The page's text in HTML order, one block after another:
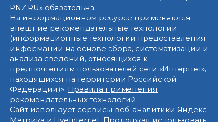
PNZ.RU» обязательна.
На информационном ресурсе применяются
внешние рекомендательные технологии
(информационные технологии предоставления
информации на основе сбора, систематизации и
анализа сведений, относящихся к
предпочтениям пользователей сети «Интернет»,
находящихся на территории Российской
Федерации)». Правила применения
рекомендательных технологий.
Сайт использует сервисы веб-аналитики Яндекс
Метрика и LiveInternet. Продолжая использовать